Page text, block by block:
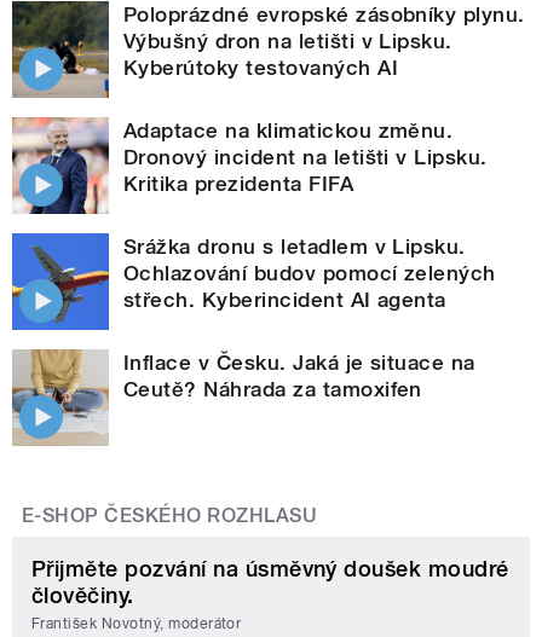
Poloprázdné evropské zásobníky plynu.
Výbušný dron na letišti v Lipsku.
Kyberútoky testovaných AI
Adaptace na klimatickou změnu.
Dronový incident na letišti v Lipsku.
Kritika prezidenta FIFA
Srážka dronu s letadlem v Lipsku.
Ochlazování budov pomocí zelených
střech. Kyberincident AI agenta
Inflace v Česku. Jaká je situace na
Ceutě? Náhrada za tamoxifen
E-SHOP ČESKÉHO ROZHLASU
Přijměte pozvání na úsměvný doušek moudré
člověčiny.
František Novotný, moderátor